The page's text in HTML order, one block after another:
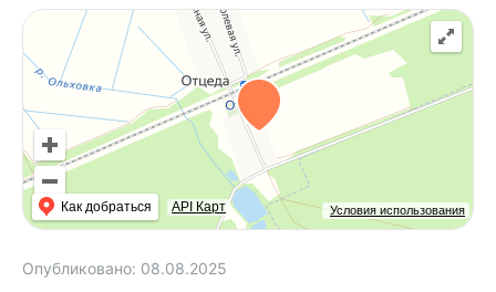
Условия использования
Как добраться API Карт
Опубликовано: 08.08.2025